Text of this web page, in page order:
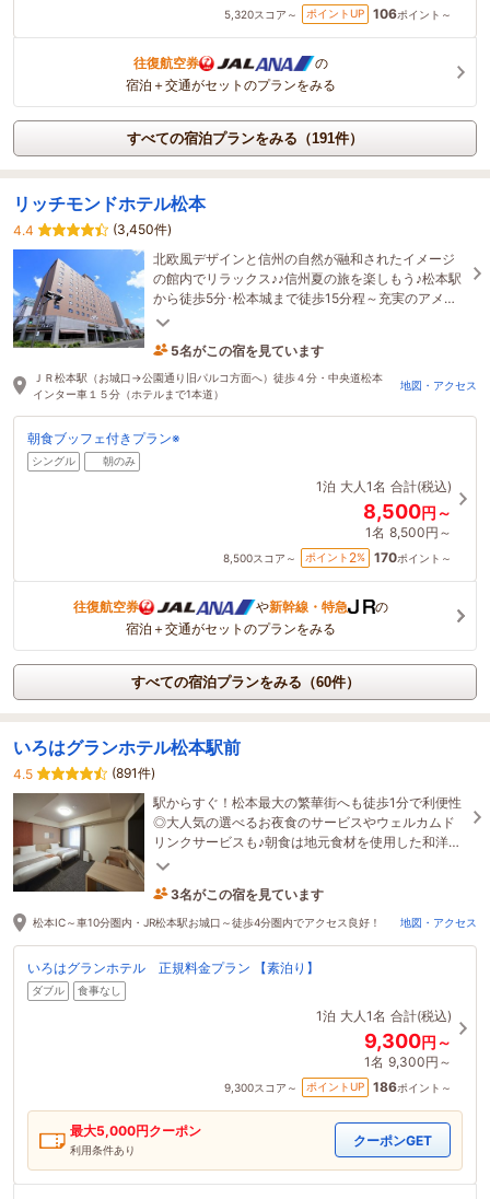
5,320スコア～ ポイントUP 106ポイント～
往復航空券
の
宿泊＋交通がセットのプランをみる
すべての宿泊プランをみる（191件）
リッチモンドホテル松本
4.4
(3,450件)
北欧風デザインと信州の自然が融和されたイメージ
の館内でリラックス♪♪信州夏の旅を楽しもう♪松本駅
から徒歩5分･松本城まで徒歩15分程～充実のアメニ
ティバーで夏旅応援♪
5名がこの宿を見ています
45分前に予約されました
ＪＲ松本駅（お城口→公園通り旧パルコ方面へ）徒歩４分・中央道松本
インター車１５分（ホテルまで1本道）
地図・アクセス
朝食ブッフェ付きプラン※
シングル 朝のみ
1泊 大人1名 合計(税込)
8,500円～
1名 8,500円～
8,500スコア～ ポイント 2% 170ポイント～
往復航空券 や新幹線・特急
の
宿泊＋交通がセットのプランをみる
すべての宿泊プランをみる（60件）
いろはグランホテル松本駅前
4.5
(891件)
駅からすぐ！松本最大の繁華街へも徒歩1分で利便性
◎大人気の選べるお夜食のサービスやウェルカムド
リンクサービスも♪朝食は地元食材を使用した和洋ブ
ッフェをご用意！ぜひ一度ご利用ください！
3名がこの宿を見ています
42分前に予約されました
松本IC～車10分圏内・JR松本駅お城口～徒歩4分圏内でアクセス良好！ 地図・アクセス
いろはグランホテル 正規料金プラン 【素泊り】
ダブル 食事なし
1泊 大人1名 合計(税込)
9,300円～
1名 9,300円～
9,300スコア～ ポイントUP 186ポイント～
最大5,000円クーポン
利用条件あり
クーポンGET